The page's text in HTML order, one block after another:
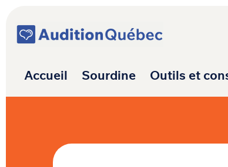
Navigation
Accueil Sourdine Outils et